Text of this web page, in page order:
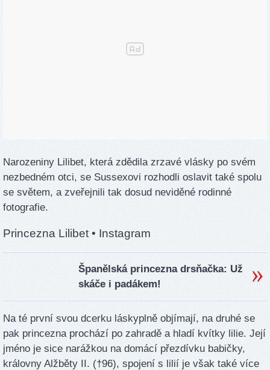
Narozeniny Lilibet, která zdědila zrzavé vlásky po svém
nezbedném otci, se Sussexovi rozhodli oslavit také spolu
se světem, a zveřejnili tak dosud neviděné rodinné
fotografie.
Princezna Lilibet • Instagram
Španělská princezna drsňačka: Už
skáče i padákem!
Na té první svou dcerku láskyplně objímají, na druhé se
pak princezna prochází po zahradě a hladí kvítky lilie. Její
jméno je sice narážkou na domácí přezdívku babičky,
královny Alžběty II. (†96), spojení s lilií je však také více